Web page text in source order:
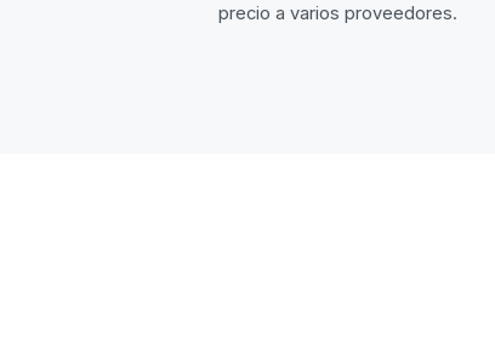
precio a varios proveedores.